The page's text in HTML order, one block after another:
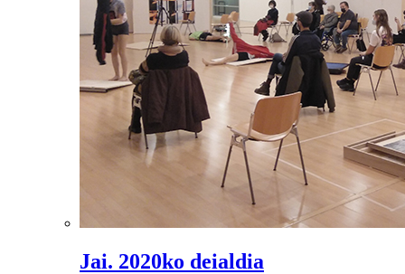
Jai. 2020ko deialdia